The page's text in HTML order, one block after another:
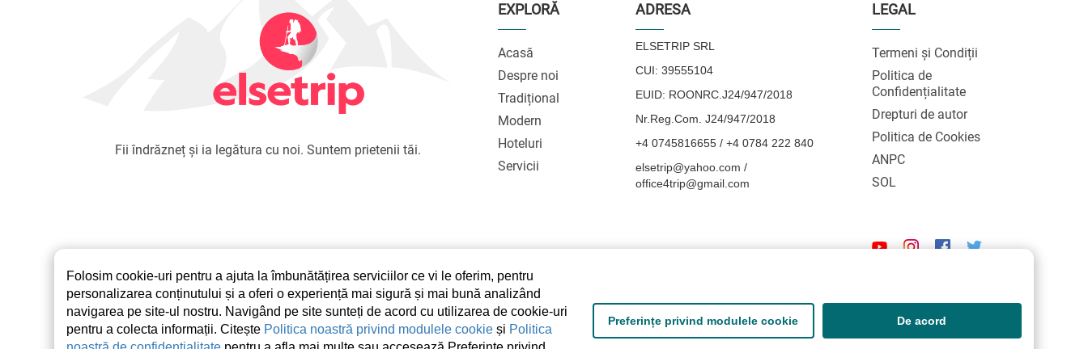
Fii îndrăzneț și ia legătura cu noi. Suntem prietenii tăi.
EXPLORĂ
Acasă
Despre noi
Tradițional
Modern
Hoteluri
Servicii
ADRESA
ELSETRIP SRL
CUI: 39555104
EUID: ROONRC.J24/947/2018
Nr.Reg.Com. J24/947/2018
+4 0745816655 / +4 0784 222 840
elsetrip@yahoo.com /
office4trip@gmail.com
LEGAL
Termeni și Condiții
Politica de
Confidențialitate
Drepturi de autor
Politica de Cookies
ANPC
SOL
Folosim cookie-uri pentru a ajuta la îmbunătățirea serviciilor ce vi le oferim, pentru
personalizarea conținutului și a oferi o experiență mai sigură și mai bună analizând
navigarea pe site-ul nostru. Navigând pe site sunteți de acord cu utilizarea de cookie-uri
pentru a colecta informații. Citește Politica noastră privind modulele cookie și Politica
Preferințe privind modulele cookie De acord